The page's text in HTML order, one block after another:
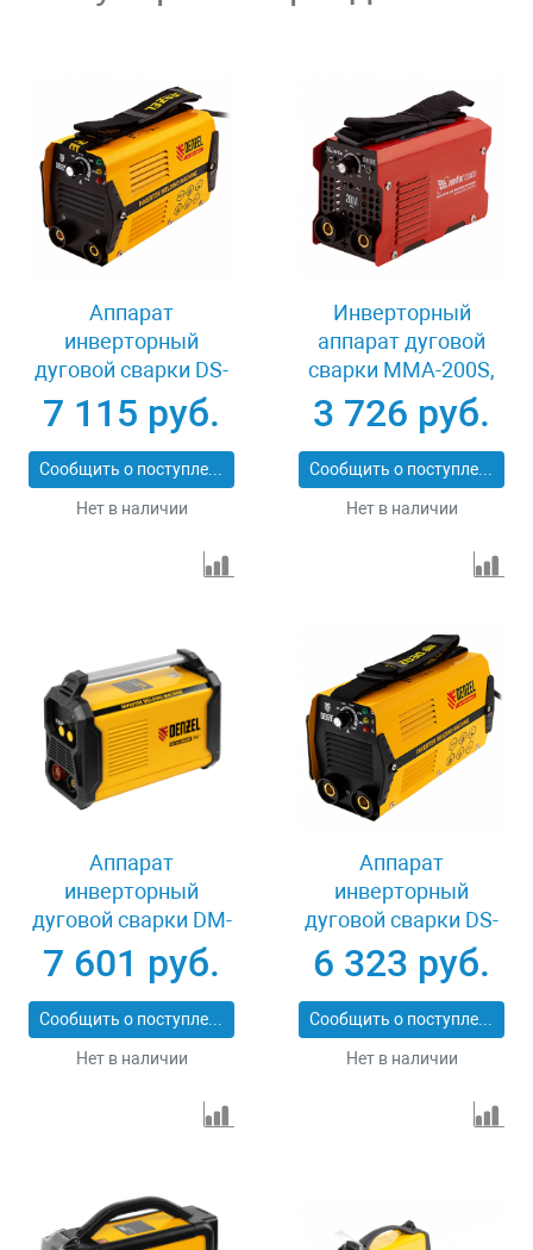
Аппарат
инверторный
дуговой сварки DS-
200 Compact, 200 А,
ПВ 70% Denzel 94373
7 115 руб.
Сообщить о поступлении
Нет в наличии
Инверторный
аппарат дуговой
сварки MMA-200S,
200 А, ПВ60% MTX
94391
3 726 руб.
Сообщить о поступлении
Нет в наличии
Аппарат
инверторный
дуговой сварки DM-
180 Standart, 180 А,
ПВ 60% Denzel 94324
7 601 руб.
Сообщить о поступлении
Нет в наличии
Аппарат
инверторный
дуговой сварки DS-
180 Compact, 180 А,
ПВ 70% Denzel 94372
6 323 руб.
Сообщить о поступлении
Нет в наличии